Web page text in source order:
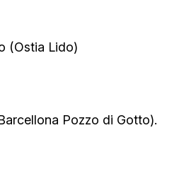
(Ostia Lido)
Pozzo di Gotto).